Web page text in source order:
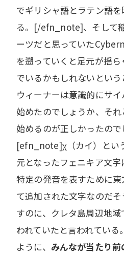
でギリシャ語とラテン語
る。[/efn_note]、そして
ーツだと思っていた
を遡っていくと足元が揺
でいるかもしれないという
ウィーナーは意識的にサ
始めたのでしょうか、そ
始めるのが正しかったの
[efn_note]χ（カイ）とい
元となったフェニキア文字
特定の発音を表すために
て追加された文字なのだ
すのに、クレタ島周辺地
われていたと言われてい
ように、 みんなが当たり